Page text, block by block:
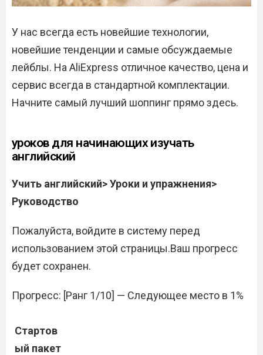
У нас всегда есть новейшие технологии,
новейшие тенденции и самые обсуждаемые
лейблы. На AliExpress отличное качество, цена и
сервис всегда в стандартной комплектации.
Начните самый лучший шоппинг прямо здесь.
уроков для начинающих изучать
английский
Учить английский> Уроки и упражнения>
Руководство
Пожалуйста, войдите в систему перед
использованием этой страницы.Ваш прогресс
будет сохранен.
Прогресс: [Ранг 1/10] — Следующее место в 1%
Стартов
ый пакет